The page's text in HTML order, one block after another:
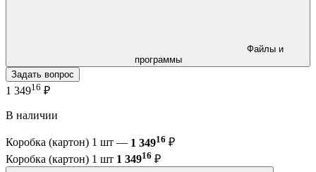
программы
Задать вопрос
1 34916 ₽
В наличии
Коробка (картон) 1 шт — 1 34916 ₽
Коробка (картон) 1 шт 1 34916 ₽